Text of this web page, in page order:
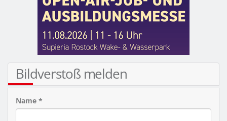
Bildverstoß melden
Name *